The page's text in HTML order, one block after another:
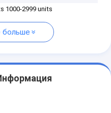
1000-2999 units
больше